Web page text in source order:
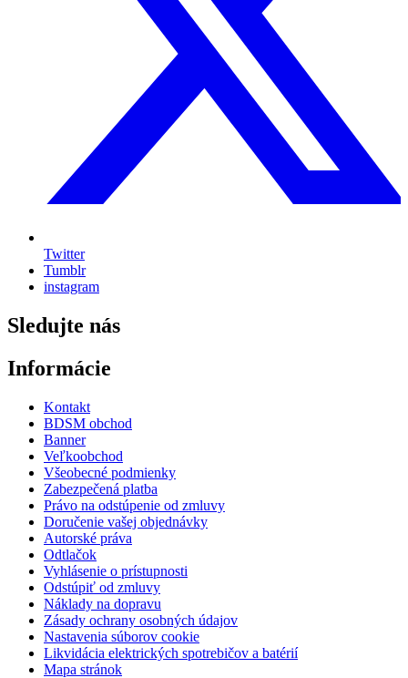
Twitter
Tumblr
instagram
Sledujte nás
Informácie
Kontakt
BDSM obchod
Banner
Veľkoobchod
Všeobecné podmienky
Zabezpečená platba
Právo na odstúpenie od zmluvy
Doručenie vašej objednávky
Autorské práva
Odtlačok
Vyhlásenie o prístupnosti
Odstúpiť od zmluvy
Náklady na dopravu
Zásady ochrany osobných údajov
Nastavenia súborov cookie
Likvidácia elektrických spotrebičov a batérií
Mapa stránok